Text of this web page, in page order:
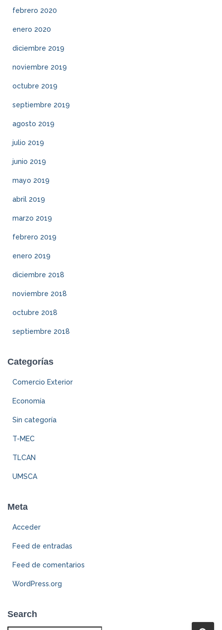
febrero 2020
enero 2020
diciembre 2019
noviembre 2019
octubre 2019
septiembre 2019
agosto 2019
julio 2019
junio 2019
mayo 2019
abril 2019
marzo 2019
febrero 2019
enero 2019
diciembre 2018
noviembre 2018
octubre 2018
septiembre 2018
Categorías
Comercio Exterior
Economía
Sin categoría
T-MEC
TLCAN
UMSCA
Meta
Acceder
Feed de entradas
Feed de comentarios
WordPress.org
Search